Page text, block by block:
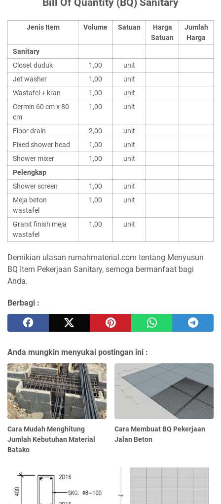
Bill Of Quantity (BQ) Sanitary
Jenis Item Volume Satuan
Harga
Satuan
Jumlah
Harga
Sanitary
Closet duduk
1,00
unit
Jet washer
1,00
unit
Wastafel + kran
1,00
unit
Cermin 60 cm x 80
cm
1,00 unit
Floor drain 2,00
unit
Fixed shower head
1,00
unit
Shower mixer
1,00
unit
Pelengkap
Shower screen
1,00
unit
Meja beton
wastafel
1,00 unit
Granit finish meja
wastafel
1,00 unit
Demikian ulasan rumahmaterial.com tentang Menyusun
BQ Item Pekerjaan Sanitary, semoga bermanfaat bagi
Anda.
Berbagi :
Anda mungkin menyukai postingan ini :
Cara Mudah Menghitung
Jumlah Kebutuhan Material
Batako
Cara Membuat BQ Pekerjaan
Jalan Beton